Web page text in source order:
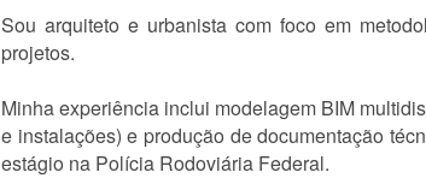
Sou arquiteto e urbanista com foco em
projetos.
Minha experiência inclui modelagem BIM
e instalações) e produção de documentação
estágio na Polícia Rodoviária Federal.